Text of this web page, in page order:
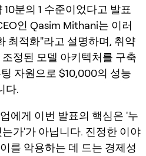
분의 1 수준이었다고 발표
인 Qasim Mithani는 이러
최적화"라고 설명하며, 취약
정된 모델 아키텍처를 구축
자원으로 $10,000의 성능
다.
에게 이번 발표의 핵심은 '누
가'가 아닙니다. 진정한 이야
를 악용하는 데 드는 경제성